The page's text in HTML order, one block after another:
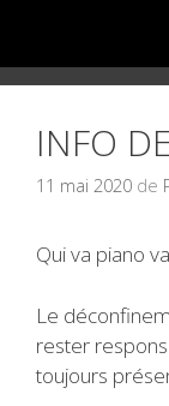
INFO
11 mai 2020 de
Qui va piano
Le
rester
toujours